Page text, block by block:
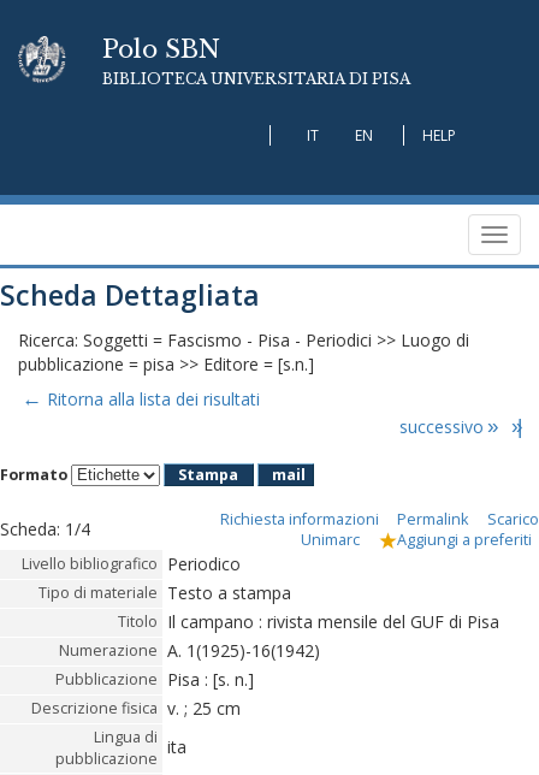
Polo SBN
BIBLIOTECA UNIVERSITARIA DI PISA
IT EN HELP
Scheda Dettagliata
Ricerca: Soggetti = Fascismo - Pisa - Periodici >> Luogo di
pubblicazione = pisa >> Editore = [s.n.]
← Ritorna alla lista dei risultati
successivo » »|
Formato Stampa mail
Scheda: 1/4 Richiesta informazioni Permalink
Scarico
Unimarc
Aggiungi a preferiti
Livello bibliografico Periodico
Tipo di materiale Testo a stampa
Titolo Il campano : rivista mensile del GUF di Pisa
Numerazione A. 1(1925)-16(1942)
Pubblicazione Pisa : [s. n.]
Descrizione fisica v. ; 25 cm
Lingua di
pubblicazione
ita